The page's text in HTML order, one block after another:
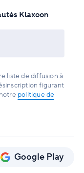
Klaxoon
liste de diffusion à
figurant
politique de
Google Play